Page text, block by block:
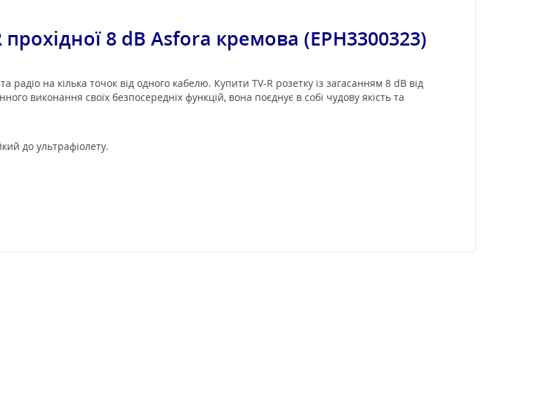
прохідної 8 dB Asfora кремова (EPH3300323)
на кілька точок від одного кабелю. Купити TV-R розетку із загасанням 8 dB від
виконання своїх безпосередніх функцій, вона поєднує в собі чудову якість та
до ультрафіолету.